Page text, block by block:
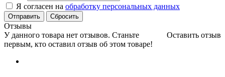
Я согласен на обработку персональных данных
Сбросить
Отзывы
Оставить отзыв
У данного товара нет отзывов. Станьте
первым, кто оставил отзыв об этом товаре!